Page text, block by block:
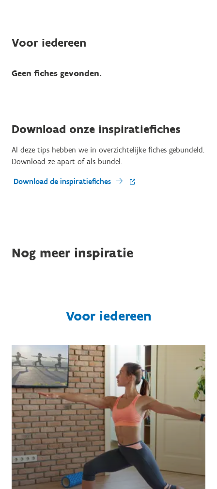
Voor iedereen
Geen fiches gevonden.
Download onze inspiratiefiches
Al deze tips hebben we in overzichtelijke fiches gebundeld.
Download ze apart of als bundel.
Download de inspiratiefiches
Nog meer inspiratie
Voor iedereen